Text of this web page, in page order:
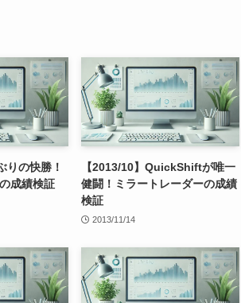
りの快勝！
成績検証
【2013/10】QuickShiftが唯一
健闘！ミラートレーダーの成績
検証
2013/11/14